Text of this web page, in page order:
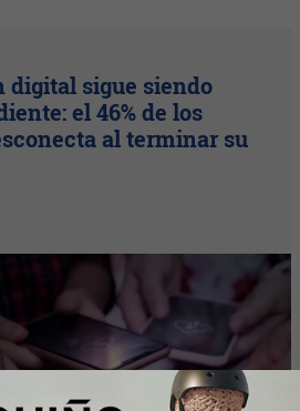
digital sigue siendo
el 46% de los
al terminar su